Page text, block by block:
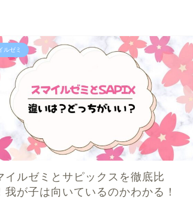
ルゼミ
イルゼミとサピックスを徹底比
我が子は向いているのかわかる！